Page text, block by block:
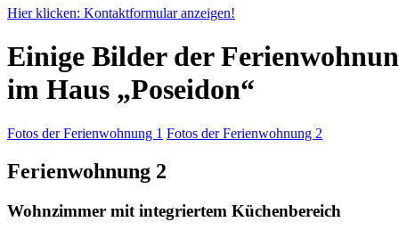
Hier klicken: Kontaktformular anzeigen!
Einige Bilder der
im Haus „Poseidon“
Fotos der Ferienwohnung 1 Fotos der Ferienwohnung 2
Ferienwohnung 2
Wohnzimmer mit integriertem Küchenbereich